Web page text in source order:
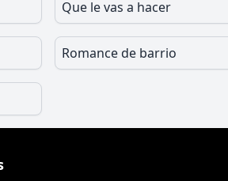
Que le vas a hacer
Romance de barrio